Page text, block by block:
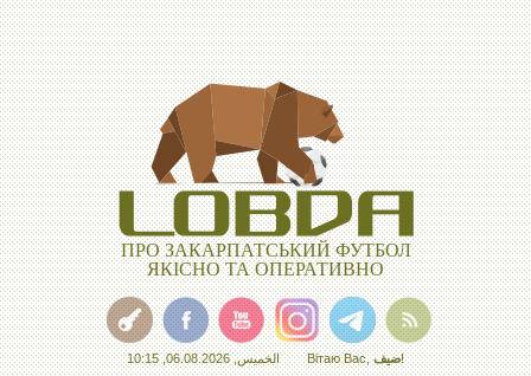
ПРО ЗАКАРПАТСЬКИЙ ФУТБОЛ
ЯКІСНО ТА ОПЕРАТИВНО
الخميس, 06.08.2026, 10:15 Вітаю Вас,ضيف!